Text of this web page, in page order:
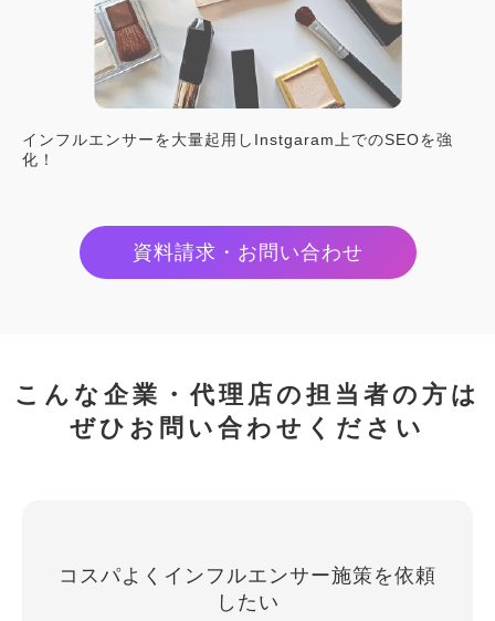
インフルエンサーを大量起用しInstgaram上でのSEOを強
化！
資料請求・お問い合わせ
こんな企業・代理店の担当者の方は
ぜひお問い合わせください
コスパよくインフルエンサー施策を依頼
したい